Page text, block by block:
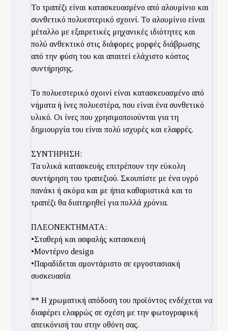
Το τραπέζι είναι κατασκευασμένο από αλουμίνιο και
συνθετικό πολυεστερικό σχοινί. Το αλουμίνιο είναι
μέταλλο με εξαιρετικές μηχανικές ιδιότητες και
πολύ ανθεκτικό στις διάφορες μορφές διάβρωσης
από την φύση του και απαιτεί ελάχιστο κόστος
συντήρησης.
Το πολυεστερικό σχοινί είναι κατασκευασμένο από
νήματα ή ίνες πολυεστέρα, που είναι ένα συνθετικό
υλικό. Οι ίνες που χρησιμοποιούνται για τη
δημιουργία του είναι πολύ ισχυρές και ελαφρές.
ΣΥΝΤΗΡΗΣΗ:
Τα υλικά κατασκευής επιτρέπουν την εύκολη
συντήρηση του τραπεζιού. Σκουπίστε με ένα υγρό
πανάκι ή ακόμα και με ήπια καθαριστικά και το
τραπέζι θα διατηρηθεί για πολλά χρόνια.
ΠΛΕΟΝΕΚΤΗΜΑΤΑ:
•Σταθερή και ασφαλής κατασκευή
•Μοντέρνο design
•Παραδίδεται αμοντάριστο σε εργοστασιακή
συσκευασία
** Η χρωματική απόδοση του προϊόντος ενδέχεται να
διαφέρει ελαφρώς σε σχέση με την φωτογραφική
απεικόνισή του στην οθόνη σας.